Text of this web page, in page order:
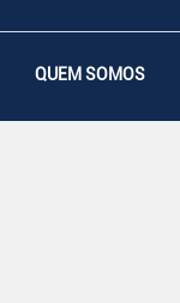
QUEM SOMOS